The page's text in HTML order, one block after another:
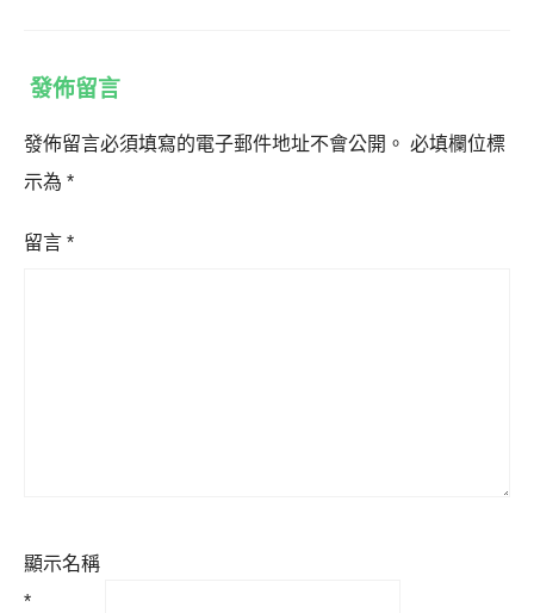
發佈留言
發佈留言必須填寫的電子郵件地址不會公開。 必填欄位標
示為 *
留言 *
顯示名稱
*